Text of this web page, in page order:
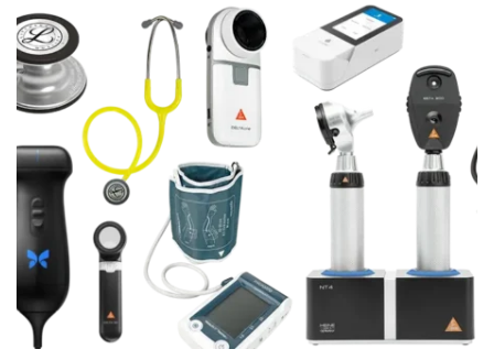
Stethoscopen. Een kwalitatieve stethoscoop is essentieel voor een goede
diagnose en dagelijkse medische controles. In onze webshop vind je een
breed assortiment stethoscopen van hoge kwaliteit, geschikt voor zowel
professionals als studenten in de zorg. - Ultrasound. Met een echoapparaat
kunnen zorgprofessionals snel en veilig organen, weefsels en bloedstromen
beoordelen, zonder gebruik van schadelijke straling. - Een Vitro diagnostisch
instrument is medische apparatuur die wordt gebruikt om analyses uit te
voeren op lichaamsmaterialen zoals bloed, urine of weefselmonsters.